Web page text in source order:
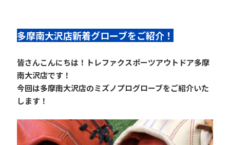
多摩南大沢店新着グローブをご紹介！
皆さんこんにちは！トレファクスポーツアウトドア多摩
南大沢店です！
今回は多摩南大沢店のミズノプログローブをご紹介いた
します！